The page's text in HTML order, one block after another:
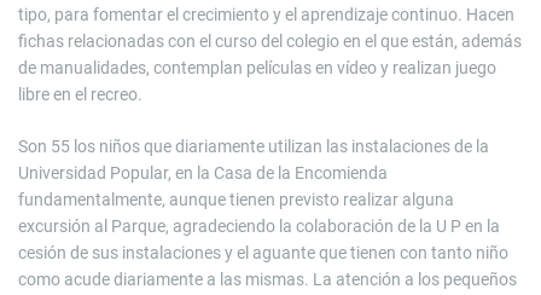
tipo, para fomentar el crecimiento y el aprendizaje continuo. Hacen
fichas relacionadas con el curso del colegio en el que están, además
de manualidades, contemplan películas en vídeo y realizan juego
libre en el recreo.
Son 55 los niños que diariamente utilizan las instalaciones de la
Universidad Popular, en la Casa de la Encomienda
fundamentalmente, aunque tienen previsto realizar alguna
excursión al Parque, agradeciendo la colaboración de la U P en la
cesión de sus instalaciones y el aguante que tienen con tanto niño
como acude diariamente a las mismas. La atención a los pequeños